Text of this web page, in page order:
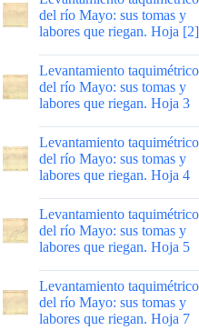
del río Mayo: sus tomas y
labores que riegan. Hoja [2]
|
Levantamiento taquimétrico
del río Mayo: sus tomas y
labores que riegan. Hoja 3
|
Levantamiento taquimétrico
del río Mayo: sus tomas y
labores que riegan. Hoja 4
|
Levantamiento taquimétrico
del río Mayo: sus tomas y
labores que riegan. Hoja 5
|
Levantamiento taquimétrico
del río Mayo: sus tomas y
labores que riegan. Hoja 7